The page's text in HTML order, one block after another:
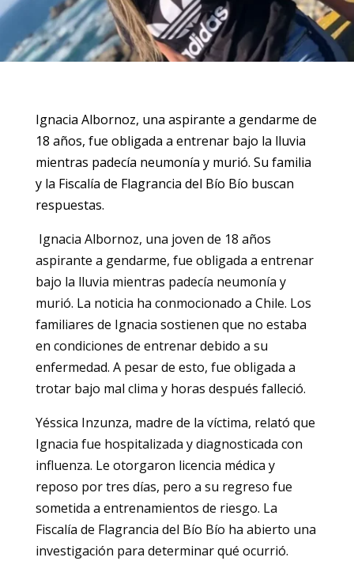
Ignacia Albornoz, una aspirante a gendarme de
18 años, fue obligada a entrenar bajo la lluvia
mientras padecía neumonía y murió. Su familia
y la Fiscalía de Flagrancia del Bío Bío buscan
respuestas.
Ignacia Albornoz, una joven de 18 años
aspirante a gendarme, fue obligada a entrenar
bajo la lluvia mientras padecía neumonía y
murió. La noticia ha conmocionado a Chile. Los
familiares de Ignacia sostienen que no estaba
en condiciones de entrenar debido a su
enfermedad. A pesar de esto, fue obligada a
trotar bajo mal clima y horas después falleció.
Yéssica Inzunza, madre de la víctima, relató que
Ignacia fue hospitalizada y diagnosticada con
influenza. Le otorgaron licencia médica y
reposo por tres días, pero a su regreso fue
sometida a entrenamientos de riesgo. La
Fiscalía de Flagrancia del Bío Bío ha abierto una
investigación para determinar qué ocurrió.